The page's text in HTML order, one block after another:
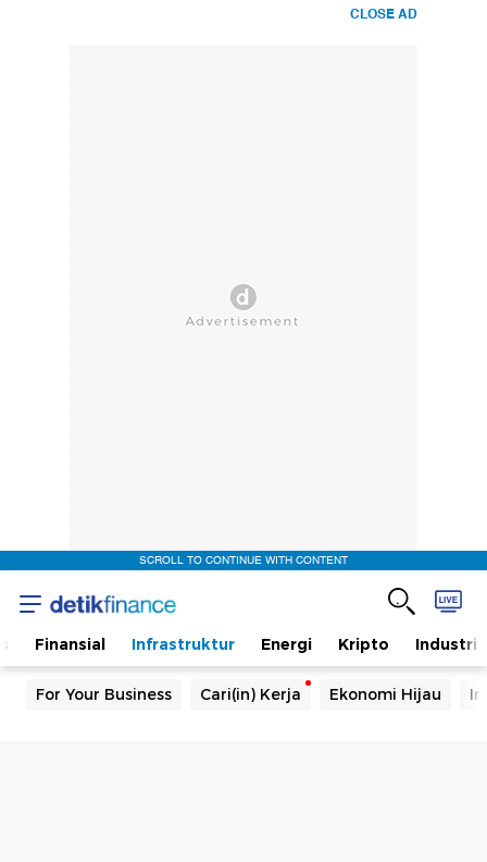
CLOSE AD
SCROLL TO CONTINUE WITH CONTENT
Finansial Infrastruktur Energi Kripto Industri
For Your Business Cari(in) Kerja Ekonomi Hijau